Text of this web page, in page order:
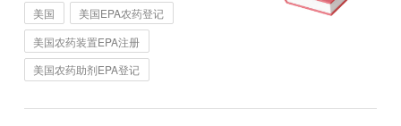
美国
美国EPA农药登记
美国农药装置EPA注册
美国农药助剂EPA登记